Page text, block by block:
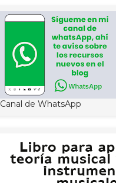
Canal de WhatsApp